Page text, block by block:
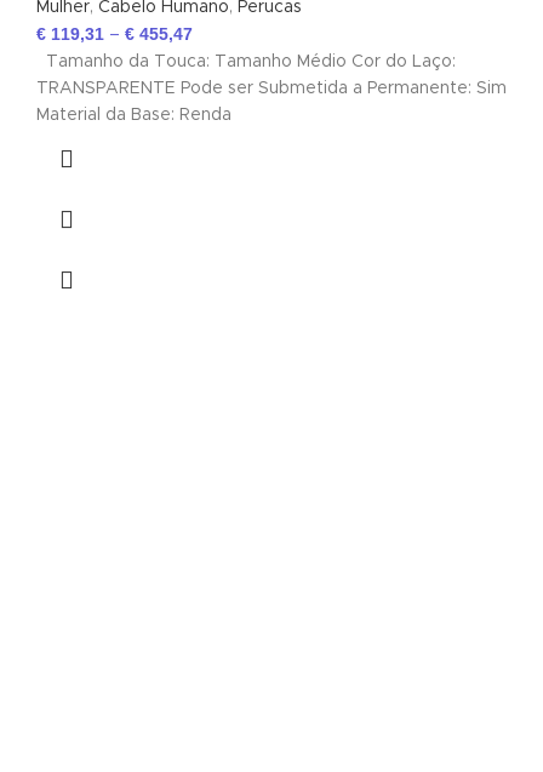
Mulher, Cabelo Humano, Perucas
€ 119,31 – € 455,47
Tamanho da Touca: Tamanho Médio Cor do Laço:
TRANSPARENTE Pode ser Submetida a Permanente: Sim
Material da Base: Renda